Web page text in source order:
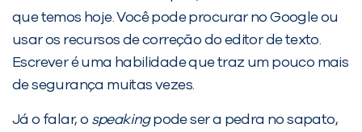
que temos hoje. Você pode procurar no Google ou
usar os recursos de correção do editor de texto.
Escrever é uma habilidade que traz um pouco mais
de segurança muitas vezes.
Já o falar, o speakingpode ser a pedra no sapato,